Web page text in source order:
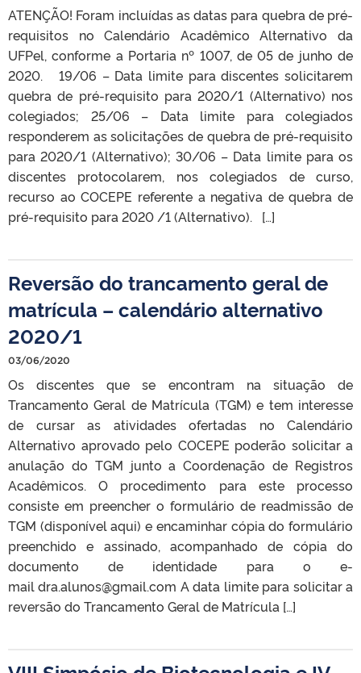
ATENÇÃO! Foram incluídas as datas para quebra de pré-
requisitos no Calendário Acadêmico Alternativo da
UFPel, conforme a Portaria nº 1007, de 05 de junho de
2020. 19/06 – Data limite para discentes solicitarem
quebra de pré-requisito para 2020/1 (Alternativo) nos
colegiados; 25/06 – Data limite para colegiados
responderem as solicitações de quebra de pré-requisito
para 2020/1 (Alternativo); 30/06 – Data limite para os
discentes protocolarem, nos colegiados de curso,
recurso ao COCEPE referente a negativa de quebra de
pré-requisito para 2020 /1 (Alternativo). […]
Reversão do trancamento geral de
matrícula – calendário alternativo
2020/1
03/06/2020
Os discentes que se encontram na situação de
Trancamento Geral de Matrícula (TGM) e tem interesse
de cursar as atividades ofertadas no Calendário
Alternativo aprovado pelo COCEPE poderão solicitar a
anulação do TGM junto a Coordenação de Registros
Acadêmicos. O procedimento para este processo
consiste em preencher o formulário de readmissão de
TGM (disponível aqui) e encaminhar cópia do formulário
preenchido e assinado, acompanhado de cópia do
documento de identidade para o e-
mail dra.alunos@gmail.com A data limite para solicitar a
reversão do Trancamento Geral de Matrícula […]